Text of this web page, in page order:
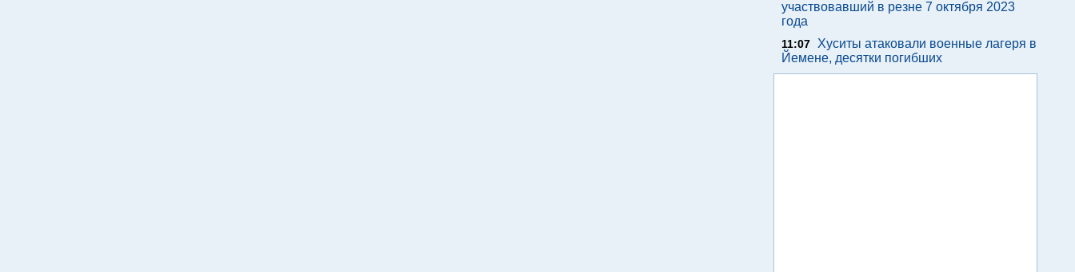
участвовавший в резне 7 октября 2023
года
11:07
Хуситы атаковали военные лагеря в
Йемене, десятки погибших